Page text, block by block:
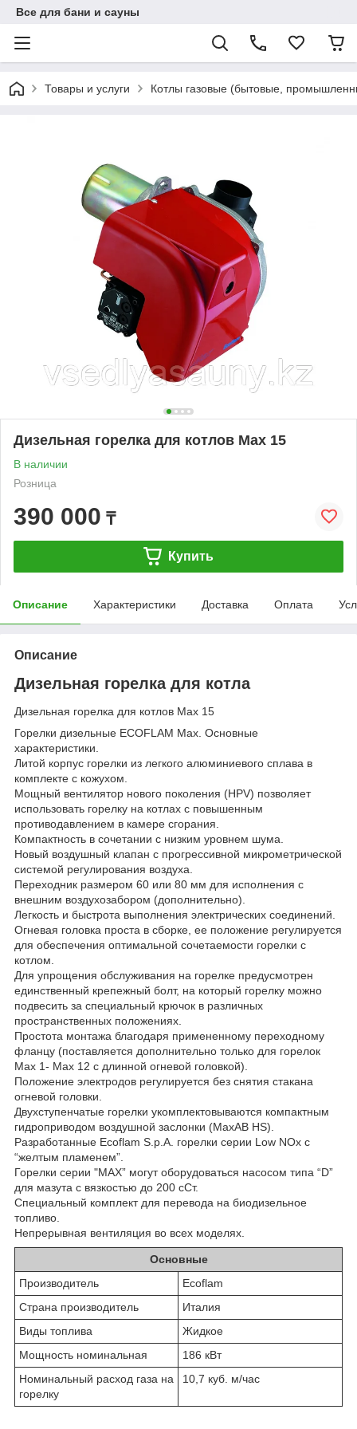
Все для бани и сауны
Товары и услуги Котлы газовые (бытовые,
Дизельная горелка для котлов Max 15
В наличии
Розница
390 000 ₸
Купить
Описание Характеристики Доставка Оплата
Описание
Дизельная горелка для котла
Дизельная горелка для котлов Max 15
Горелки дизельные ECOFLAM Max. Основные
характеристики.
Литой корпус горелки из легкого алюминиевого сплава в
комплекте с кожухом.
Мощный вентилятор нового поколения (HPV) позволяет
использовать горелку на котлах с повышенным
противодавлением в камере сгорания.
Компактность в сочетании с низким уровнем шума.
Новый воздушный клапан с прогрессивной микрометрической
системой регулирования воздуха.
Переходник размером 60 или 80 мм для исполнения с
внешним воздухозабором (дополнительно).
Легкость и быстрота выполнения электрических соединений.
Огневая головка проста в сборке, ее положение регулируется
для обеспечения оптимальной сочетаемости горелки с
котлом.
Для упрощения обслуживания на горелке предусмотрен
единственный крепежный болт, на который горелку можно
подвесить за специальный крючок в различных
пространственных положениях.
Простота монтажа благодаря примененному переходному
фланцу (поставляется дополнительно только для горелок
Мах 1- Мах 12 с длинной огневой головкой).
Положение электродов регулируется без снятия стакана
огневой головки.
Двухступенчатые горелки укомплектовываются компактным
гидроприводом воздушной заслонки (МахАВ HS).
Разработанные Ecoflam S.p.A. горелки серии Low NOx с
“желтым пламенем”.
Горелки серии "МАХ” могут оборудоваться насосом типа “D”
для мазута с вязкостью до 200 сСт.
Специальный комплект для перевода на биодизельное
топливо.
Непрерывная вентиляция во всех моделях.
Основные
Производитель
Ecoflam
Страна производитель
Италия
Виды топлива
Жидкое
Мощность номинальная
186 кВт
Номинальный расход газа на
горелку
10,7 куб. м/час